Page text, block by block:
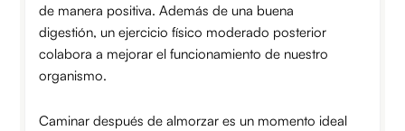
de manera positiva. Además de una buena
digestión, un ejercicio físico moderado posterior
colabora a mejorar el funcionamiento de nuestro
organismo.
Caminar después de almorzar es un momento ideal